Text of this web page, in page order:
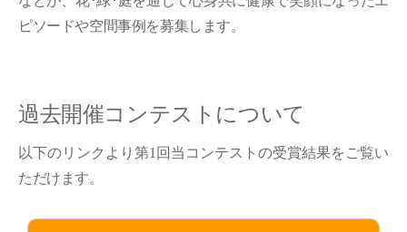
ピソードや空間事例を募集します。
過去開催コンテストについて
以下のリンクより第1回当コンテストの受賞結果をご覧い
ただけます。